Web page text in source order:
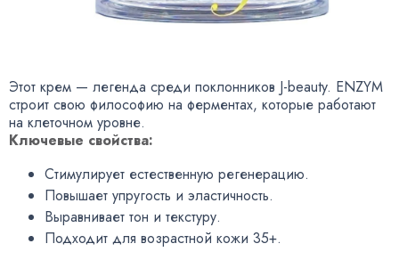
Этот крем — легенда среди поклонников J-beauty. ENZYM
строит свою философию на ферментах, которые работают
на клеточном уровне.
Ключевые свойства:
Стимулирует естественную регенерацию.
Повышает упругость и эластичность.
Выравнивает тон и текстуру.
Подходит для возрастной кожи 35+.